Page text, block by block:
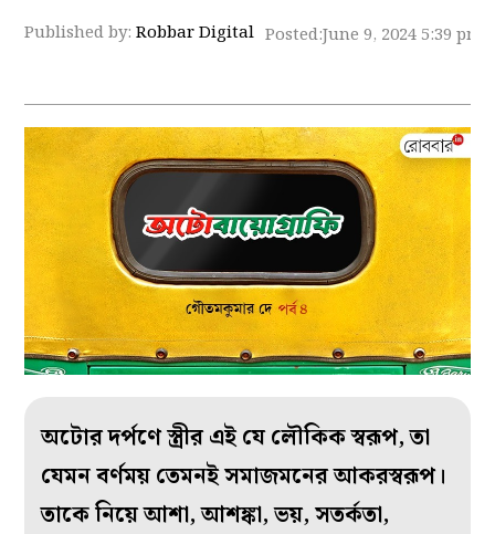
Published by:Robbar Digital Posted:June 9, 2024 5:39 pm
অটোর দর্পণে স্ত্রীর এই যে লৌকিক স্বরূপ, তা
যেমন বর্ণময় তেমনই সমাজমনের আকরস্বরূপ।
তাকে নিয়ে আশা, আশঙ্কা, ভয়, সতর্কতা,